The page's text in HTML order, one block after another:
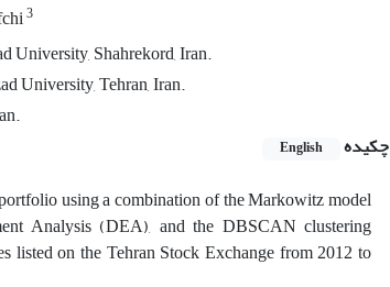
3
University, Shahrekord, Iran.
University, Tehran, Iran.
چکیده
English
using a combination of the Markowitz model
Analysis (DEA), and the DBSCAN clustering
listed on the Tehran Stock Exchange from 2012 to